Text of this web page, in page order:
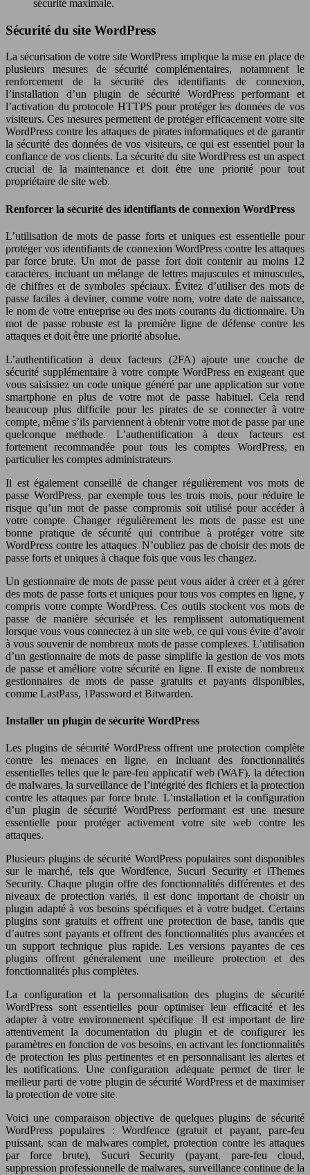
sécurité maximale.
Sécurité du site WordPress
La sécurisation de votre site WordPress implique la mise en place de
plusieurs mesures de sécurité complémentaires, notamment le
renforcement de la sécurité des identifiants de connexion,
l’installation d’un plugin de sécurité WordPress performant et
l’activation du protocole HTTPS pour protéger les données de vos
visiteurs. Ces mesures permettent de protéger efficacement votre site
WordPress contre les attaques de pirates informatiques et de garantir
la sécurité des données de vos visiteurs, ce qui est essentiel pour la
confiance de vos clients. La sécurité du site WordPress est un aspect
crucial de la maintenance et doit être une priorité pour tout
propriétaire de site web.
Renforcer la sécurité des identifiants de connexion WordPress
L’utilisation de mots de passe forts et uniques est essentielle pour
protéger vos identifiants de connexion WordPress contre les attaques
par force brute. Un mot de passe fort doit contenir au moins 12
caractères, incluant un mélange de lettres majuscules et minuscules,
de chiffres et de symboles spéciaux. Évitez d’utiliser des mots de
passe faciles à deviner, comme votre nom, votre date de naissance,
le nom de votre entreprise ou des mots courants du dictionnaire. Un
mot de passe robuste est la première ligne de défense contre les
attaques et doit être une priorité absolue.
L’authentification à deux facteurs (2FA) ajoute une couche de
sécurité supplémentaire à votre compte WordPress en exigeant que
vous saisissiez un code unique généré par une application sur votre
smartphone en plus de votre mot de passe habituel. Cela rend
beaucoup plus difficile pour les pirates de se connecter à votre
compte, même s’ils parviennent à obtenir votre mot de passe par une
quelconque méthode. L’authentification à deux facteurs est
fortement recommandée pour tous les comptes WordPress, en
particulier les comptes administrateurs.
Il est également conseillé de changer régulièrement vos mots de
passe WordPress, par exemple tous les trois mois, pour réduire le
risque qu’un mot de passe compromis soit utilisé pour accéder à
votre compte. Changer régulièrement les mots de passe est une
bonne pratique de sécurité qui contribue à protéger votre site
WordPress contre les attaques. N’oubliez pas de choisir des mots de
passe forts et uniques à chaque fois que vous les changez.
Un gestionnaire de mots de passe peut vous aider à créer et à gérer
des mots de passe forts et uniques pour tous vos comptes en ligne, y
compris votre compte WordPress. Ces outils stockent vos mots de
passe de manière sécurisée et les remplissent automatiquement
lorsque vous vous connectez à un site web, ce qui vous évite d’avoir
à vous souvenir de nombreux mots de passe complexes. L’utilisation
d’un gestionnaire de mots de passe simplifie la gestion de vos mots
de passe et améliore votre sécurité en ligne. Il existe de nombreux
gestionnaires de mots de passe gratuits et payants disponibles,
comme LastPass, 1Password et Bitwarden.
Installer un plugin de sécurité WordPress
Les plugins de sécurité WordPress offrent une protection complète
contre les menaces en ligne, en incluant des fonctionnalités
essentielles telles que le pare-feu applicatif web (WAF), la détection
de malwares, la surveillance de l’intégrité des fichiers et la protection
contre les attaques par force brute. L’installation et la configuration
d’un plugin de sécurité WordPress performant est une mesure
essentielle pour protéger activement votre site web contre les
attaques.
Plusieurs plugins de sécurité WordPress populaires sont disponibles
sur le marché, tels que Wordfence, Sucuri Security et iThemes
Security. Chaque plugin offre des fonctionnalités différentes et des
niveaux de protection variés, il est donc important de choisir un
plugin adapté à vos besoins spécifiques et à votre budget. Certains
plugins sont gratuits et offrent une protection de base, tandis que
d’autres sont payants et offrent des fonctionnalités plus avancées et
un support technique plus rapide. Les versions payantes de ces
plugins offrent généralement une meilleure protection et des
fonctionnalités plus complètes.
La configuration et la personnalisation des plugins de sécurité
WordPress sont essentielles pour optimiser leur efficacité et les
adapter à votre environnement spécifique. Il est important de lire
attentivement la documentation du plugin et de configurer les
paramètres en fonction de vos besoins, en activant les fonctionnalités
de protection les plus pertinentes et en personnalisant les alertes et
les notifications. Une configuration adéquate permet de tirer le
meilleur parti de votre plugin de sécurité WordPress et de maximiser
la protection de votre site.
Voici une comparaison objective de quelques plugins de sécurité
WordPress populaires : Wordfence (gratuit et payant, pare-feu
puissant, scan de malwares complet, protection contre les attaques
par force brute), Sucuri Security (payant, pare-feu cloud,
suppression professionnelle de malwares, surveillance continue de la